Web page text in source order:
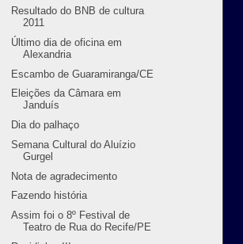
Resultado do BNB de cultura
2011
Último dia de oficina em
Alexandria
Escambo de Guaramiranga/CE
Eleições da Câmara em
Janduís
Dia do palhaço
Semana Cultural do Aluízio
Gurgel
Nota de agradecimento
Fazendo história
Assim foi o 8º Festival de
Teatro de Rua do Recife/PE